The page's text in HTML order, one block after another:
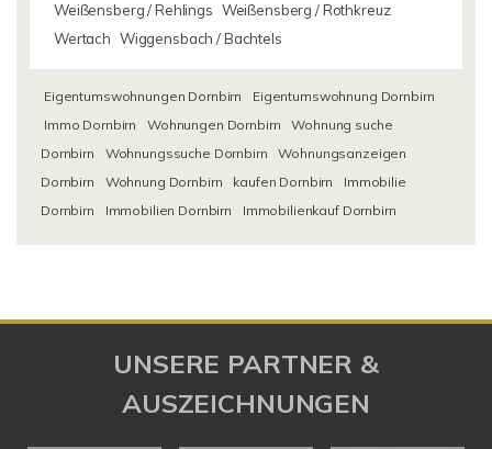
Weißensberg / Rehlings Weißensberg / Rothkreuz
Wertach Wiggensbach / Bachtels
Eigentumswohnungen Dornbirn
Eigentumswohnung Dornbirn
Immo Dornbirn
Wohnungen Dornbirn
Wohnung suche
Dornbirn
Wohnungssuche Dornbirn
Wohnungsanzeigen
Dornbirn
Wohnung Dornbirn kaufen Dornbirn
Immobilie
Dornbirn
Immobilien Dornbirn Immobilienkauf Dornbirn
UNSERE PARTNER &
AUSZEICHNUNGEN